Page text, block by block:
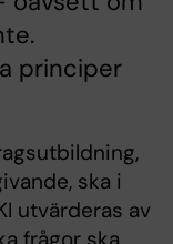
principer
ska i
utvärderas av